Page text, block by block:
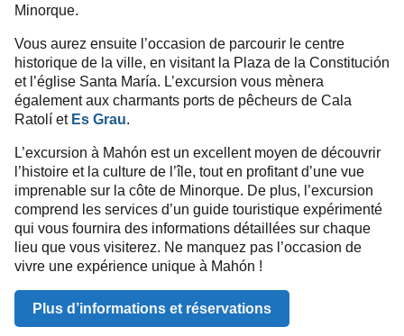
Minorque.
Vous aurez ensuite l’occasion de parcourir le centre
historique de la ville, en visitant la Plaza de la Constitución
et l’église Santa María. L’excursion vous mènera
également aux charmants ports de pêcheurs de Cala
Ratolí et Es Grau.
L’excursion à Mahón est un excellent moyen de découvrir
l’histoire et la culture de l’île, tout en profitant d’une vue
imprenable sur la côte de Minorque. De plus, l’excursion
comprend les services d’un guide touristique expérimenté
qui vous fournira des informations détaillées sur chaque
lieu que vous visiterez. Ne manquez pas l’occasion de
vivre une expérience unique à Mahón !
Plus d’informations et réservations